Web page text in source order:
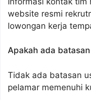
website resmi
lowongan kerja
Apakah ada
Tidak ada batasan
pelamar memenuhi